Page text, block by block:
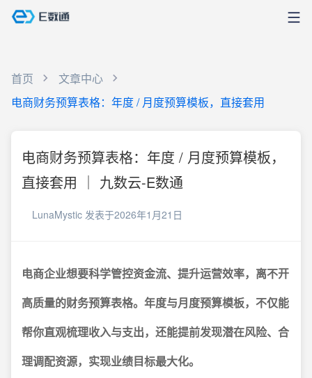
首页
文章中心
电商财务预算表格：年度 / 月度预算模板，直接套用
电商财务预算表格：年度 / 月度预算模板，
直接套用 ｜ 九数云-E数通
LunaMystic 发表于2026年1月21日
电商企业想要科学管控资金流、提升运营效率，离不开
高质量的财务预算表格。年度与月度预算模板，不仅能
帮你直观梳理收入与支出，还能提前发现潜在风险、合
理调配资源，实现业绩目标最大化。